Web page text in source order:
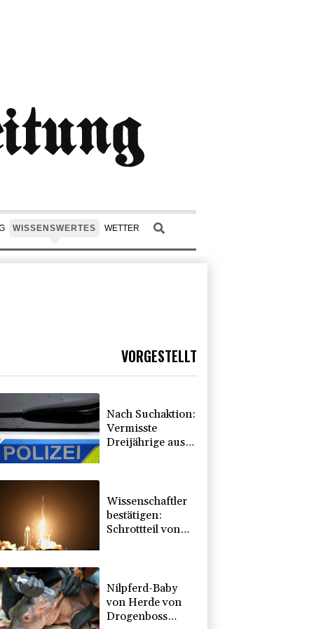
WISSENSWERTES WETTER
VORGESTELLT
Nach Suchaktion:
Vermisste
Dreijährige aus
Wissenschaftler
bestätigen:
Schrottteil von
Nilpferd-Baby
von Herde von
Drogenboss